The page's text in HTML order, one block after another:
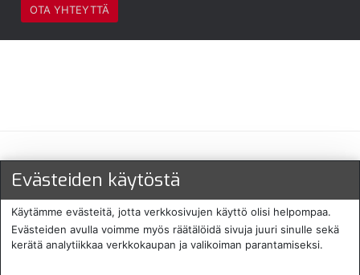
OTA YHTEYTTÄ
Maksu- ja toimitustavat
Evästeiden käytöstä
Käytämme evästeitä, jotta verkkosivujen käyttö olisi helpompaa.
Evästeiden avulla voimme myös räätälöidä sivuja juuri sinulle sekä
kerätä analytiikkaa verkkokaupan ja valikoiman parantamiseksi.